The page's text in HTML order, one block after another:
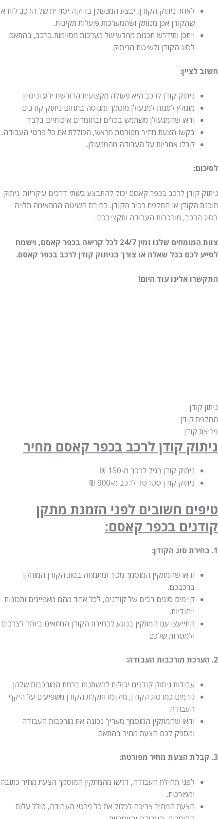
לאחר ניתוק הקודן, יבצע המנעולן בדיקה יסודית של הרכב לוודא
שהקודן אכן מנותק ושהמערכות פועלות תקינות.
ייתכן ותידרש תכנות מחדש של מערכות מסוימות ברכב, בהתאם
לסוג הקודן ולשיטת הניתוק.
חשוב לציין:
ניתוק קודן לרכב היא פעולה מקצועית הדורשת ידע וניסיון.
מומלץ לפנות למנעולן מוסמך ומנוסה בתחום ניתוק קודנים.
ודאו שהמנעולן משתמש בכלים ובחומרים איכותיים בלבד.
בקשו הצעת מחיר מפורטת מראש, הכוללת את כל פרטי העבודה.
קבלו אחריות על העבודה מהמנעולן.
לסיכום:
ניתוק קודן לרכב בכפר קאסם יכול להתבצע בשתי דרכים עיקריות: ניתוק
תוכנת הקודן או החלפת רכיב הקודן. בחירת השיטה המתאימה תלויה
בסוג הרכב, מורכבות העבודה ותקציבכם.
צוות המומחים שלנו זמין 24/7 לכל קריאה בכפר קאסם, וישמח
לסייע לכם בכל שאלה או צורך בניתוק קודן לרכב בכפר קאסם.
התקשרו אלינו עוד היום!
ניתון קודן
החלפת קודן
פריצת קודן
ניתוק קודן לרכב בכפר קאסם מחיר
ניתוק קודן רגיל לרכב מ-150 ₪
ניתוק קודן סטרטר לרכב מ-900 ₪
טיפים חשובים לפני הזמנת מתקן
קודנים בכפר קאסם:
1. בחירת סוג הקודן:
ודאו שהמתקין המוסמך מכיר ומתמחה בסוג הקודן המותקן
ברכבכם.
קיימים סוגים רבים של קודנים, לכל אחד מהם מאפיינים ותכונות
ייחודיות.
התייעצו עם המתקין בנוגע לבחירת הקודן המתאים ביותר לצרכים
ולמטרות שלכם.
2. הערכת מורכבות העבודה:
עבודות ניתוק קודנים יכולות להשתנות ברמת המורכבות שלהן.
גורמים כמו סוג הקודן, מיקומו ותקלת הקודן משפיעים על היקף
העבודה.
ודאו שהמתקין המוסמך מעריך נכונה את מורכבות העבודה
ומספק לכם הצעת מחיר בהתאם.
3. קבלת הצעת מחיר מפורטת:
לפני תחילת העבודה, דרשו מהמתקין המוסמך הצעת מחיר כתובה
ומפורטת.
הצעת המחיר צריכה לכלול את כל פרטי העבודה, כולל עלות